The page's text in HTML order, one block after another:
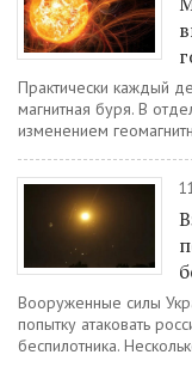
Практически каждый
магнитная буря. В
изменением
Вооруженные силы
попытку атаковать
беспилотника.